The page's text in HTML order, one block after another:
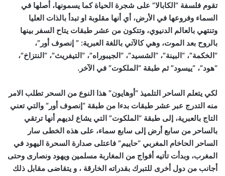
تقوم فلسفة “الكابالا” على شجرة الحياة كما يسمونها، أصلها في
السماء وفروعها في الأرض، أي أنها مقلوبة او تبدأ بالذات العليا
وتنتهي بالعالم الدنيوي، وتتكون من عشر طبقات يتاح السفر بينها
بالروح بعد الموت، وهي كالآتي باللغة العبرية: ” إنصوف أور”،
“الخكمة”، “البينة”، “الشسيد”، “الجيبوراه”، “التيفريث”، “النتزاخ”،
“هود”، “ييسود” ثم طبقة “الملكوت” في الآخر.
لكي يتعلم الساحر التلميذ “أوهايون” هذا النوع من السحر تطلب الامر
منه التدرج عبر عشر طبقات بدءا من طبقة “إنصوف أور” والتي تعني
التاج بالعبرية، إلى طبقة “الملكوت” التي يشاع لديهم أنها ترتقي
بالساحر من سابع أرض إلى سابع سماء، على هذه الخطى سار
الساحر الحاخام المغربي “حاييم” فاعتلى صدارة السحرة اليهود في
المغرب، وبدأت تأتيه أفواج من المغاربة مسلمين ويهود ونصارى وحتى
أجانب من دول أخرى للتبرك بقدراته الخارقة ، و يتقاضى مقابل ذلك